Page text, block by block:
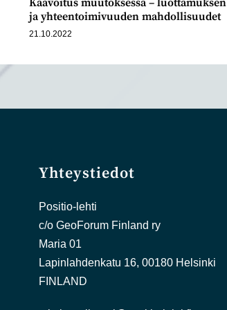
ja yhteentoimivuuden mahdollisuudet
21.10.2022
Yhteystiedot
Positio-lehti
c/o GeoForum Finland ry
Maria 01
Lapinlahdenkatu 16, 00180 Helsinki
FINLAND